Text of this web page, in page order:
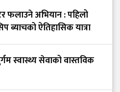
फलाउने अभियान : पहिलो
ब्याचको ऐतिहासिक यात्रा
स्वास्थ्य सेवाको वास्तविक